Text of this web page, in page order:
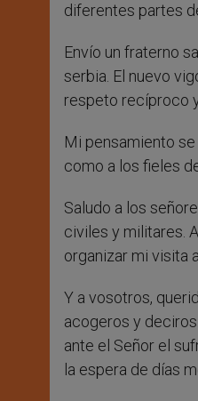
diferentes partes
Envío un fraterno
serbia. El nuevo
respeto recíproco
Mi pensamiento
como a los fieles
Saludo a los
civiles y militares.
organizar mi visita
Y a vosotros,
acogeros y
ante el Señor el
la espera de días